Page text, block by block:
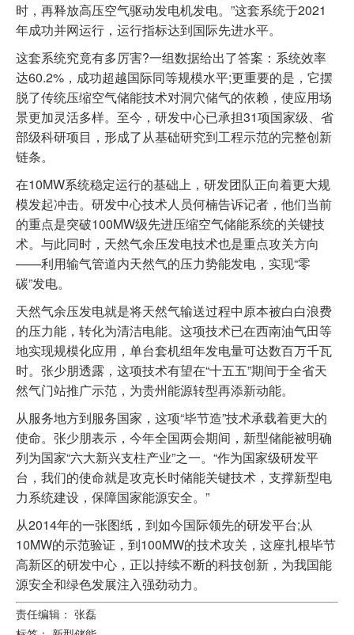
时，再释放高压空气驱动发电机发电。”这套系统于2021
年成功并网运行，运行指标达到国际先进水平。
这套系统究竟有多厉害?一组数据给出了答案：系统效率
达60.2%，成功超越国际同等规模水平;更重要的是，它摆
脱了传统压缩空气储能技术对洞穴储气的依赖，使应用场
景更加灵活多样。至今，研发中心已承担31项国家级、省
部级科研项目，形成了从基础研究到工程示范的完整创新
链条。
在10MW系统稳定运行的基础上，研发团队正向着更大规
模发起冲击。研发中心技术人员何楠告诉记者，他们当前
的重点是突破100MW级先进压缩空气储能系统的关键技
术。与此同时，天然气余压发电技术也是重点攻关方向
——利用输气管道内天然气的压力势能发电，实现“零
碳”发电。
天然气余压发电就是将天然气输送过程中原本被白白浪费
的压力能，转化为清洁电能。这项技术已在西南油气田等
地实现规模化应用，单台套机组年发电量可达数百万千瓦
时。张少朋透露，这项技术有望在“十五五”期间于全省天
然气门站推广示范，为贵州能源转型再添新动能。
从服务地方到服务国家，这项“毕节造”技术承载着更大的
使命。张少朋表示，今年全国两会期间，新型储能被明确
列为国家“六大新兴支柱产业”之一。“作为国家级研发平
台，我们的使命就是攻克长时储能关键技术，支撑新型电
力系统建设，保障国家能源安全。”
从2014年的一张图纸，到如今国际领先的研发平台;从
10MW的示范验证，到100MW的技术攻关，这座扎根毕节
高新区的研发中心，正以持续不断的科技创新，为我国能
源安全和绿色发展注入强劲动力。
责任编辑： 张磊